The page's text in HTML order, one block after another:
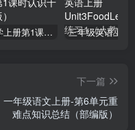
三年级数学上册第1课时认识千克（苏教版）
下一篇
一年级语文上册-第6单元重
难点知识总结（部编版）